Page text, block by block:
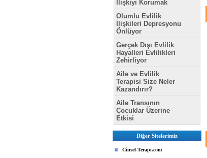
İlişkiyi Korumak
Olumlu Evlilik
İlişkileri Depresyonu
Önlüyor
Gerçek Dışı Evlilik
Hayalleri Evlilikleri
Zehirliyor
Aile ve Evlilik
Terapisi Size Neler
Kazandırır?
Aile Transının
Çocuklar Üzerine
Etkisi
Diğer Sitelerimiz
Cinsel-Terapi.com